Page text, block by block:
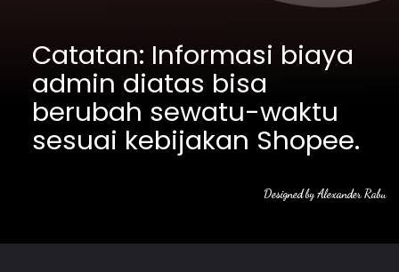
Catatan: Informasi biaya
admin diatas bisa
berubah sewatu-waktu
sesuai kebijakan Shopee.
Designed by Alexander Rabu